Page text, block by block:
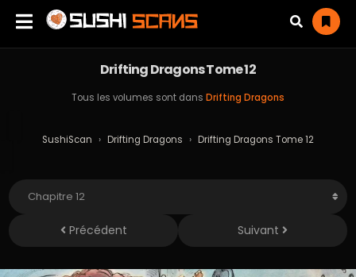
Drifting Dragons Tome 12
Tous les volumes sont dans Drifting Dragons
SushiScan › Drifting Dragons › Drifting Dragons Tome 12
Précédent Suivant